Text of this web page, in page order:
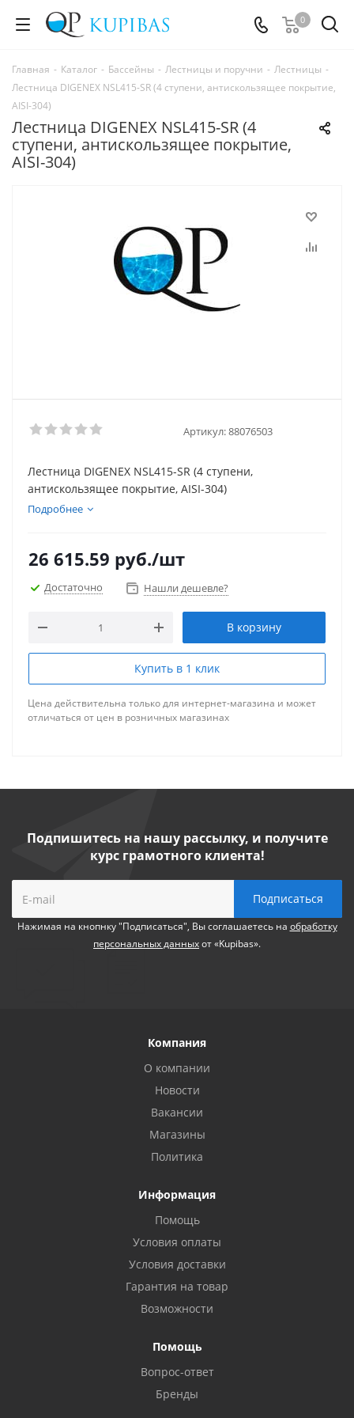
0
Главная - Каталог - Бассейны - Лестницы и поручни - Лестницы -
Лестница DIGENEX NSL415-SR (4 ступени, антискользящее покрытие,
AISI-304)
Лестница DIGENEX NSL415-SR (4
ступени, антискользящее покрытие,
AISI-304)
Артикул:88076503
Лестница DIGENEX NSL415-SR (4 ступени,
антискользящее покрытие, AISI-304)
Подробнее
26 615.59 руб./шт
Достаточно Нашли дешевле?
В корзину
Купить в 1 клик
Цена действительна только для интернет-магазина и может
отличаться от цен в розничных магазинах
Подпишитесь на нашу рассылку, и получите
курс грамотного клиента!
Нажимая на кнопнку "Подписаться", Вы соглашаетесь на обработку
персональных данныхот «Kupibas».
Компания
О компании
Новости
Вакансии
Магазины
Политика
Информация
Помощь
Условия оплаты
Условия доставки
Гарантия на товар
Возможности
Помощь
Вопрос-ответ
Бренды